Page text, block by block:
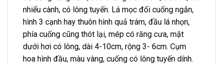
nhiểu cành, có lông tuyến. Lá mọc đối cuống ngắn,
hình 3 cạnh hay thuôn hình quả trám, đầu lá nhọn,
phía cuống cũng thót lại, mép có răng cưa, mặt
dưới hơi có lông, dài 4-10cm, rộng 3- 6cm. Cụm
hoa hình đầu, màu vàng, cuống có lông tuyến dính.